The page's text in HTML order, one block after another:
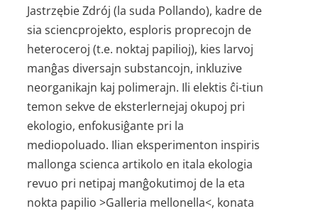
Jastrzębie Zdrój (la suda Pollando), kadre de
sia sciencprojekto, esploris proprecojn de
heteroceroj (t.e. noktaj papilioj), kies larvoj
manĝas diversajn substancojn, inkluzive
neorganikajn kaj polimerajn. Ili elektis ĉi-tiun
temon sekve de eksterlernejaj okupoj pri
ekologio, enfokusiĝante pri la
mediopoluado. Ilian eksperimenton inspiris
mallonga scienca artikolo en itala ekologia
revuo pri netipaj manĝokutimoj de la eta
nokta papilio >Galleria mellonella<, konata